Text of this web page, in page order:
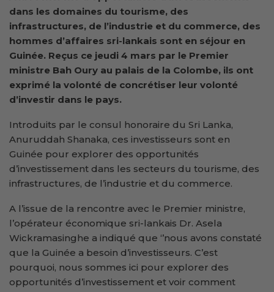
dans les domaines du tourisme, des
infrastructures, de l’industrie et du commerce, des
hommes d’affaires sri-lankais sont en séjour en
Guinée. Reçus ce jeudi 4 mars par le Premier
ministre Bah Oury au palais de la Colombe, ils ont
exprimé la volonté de concrétiser leur volonté
d’investir dans le pays.
Introduits par le consul honoraire du Sri Lanka,
Anuruddah Shanaka, ces investisseurs sont en
Guinée pour explorer des opportunités
d’investissement dans les secteurs du tourisme, des
infrastructures, de l’industrie et du commerce.
A l’issue de la rencontre avec le Premier ministre,
l’opérateur économique sri-lankais Dr. Asela
Wickramasinghe a indiqué que ‘’nous avons constaté
que la Guinée a besoin d’investisseurs. C’est
pourquoi, nous sommes ici pour explorer des
opportunités d’investissement et voir comment